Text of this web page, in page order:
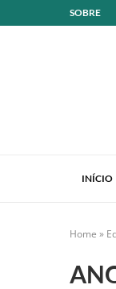
SOBRE
INÍCIO
Home »